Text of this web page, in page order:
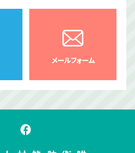
メールフォーム